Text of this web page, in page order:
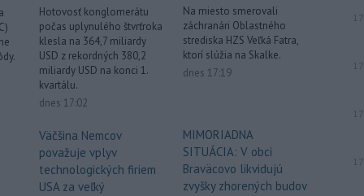
Hotovosť konglomerátu
počas uplynulého štvrťroka
klesla na 364,7 miliardy
USD z rekordných 380,2
miliardy USD na konci 1.
kvartálu.
dnes 17:02
Väčšina Nemcov
považuje vplyv
technologických firiem
USA za veľký
Na miesto smerovali
záchranári Oblastného
strediska HZS Veľká Fatra,
ktorí slúžia na Skalke.
dnes 17:19
MIMORIADNA
SITUÁCIA: V obci
Braväcovo likvidujú
zvyšky zhorených budov